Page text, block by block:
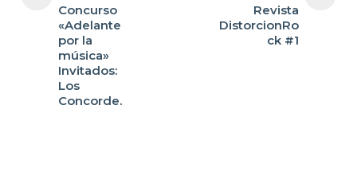
Concurso
«Adelante
por la
música»
Invitados:
Los
Concorde.
Revista
DistorcionRo
ck #1